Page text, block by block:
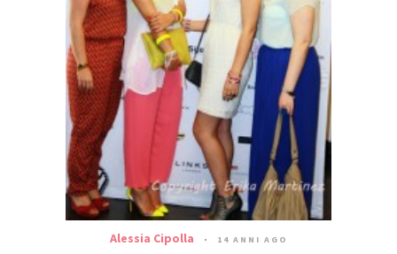
Alessia Cipolla 14 ANNI AGO